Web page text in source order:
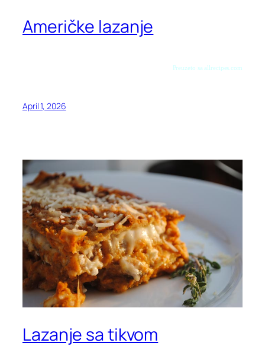
Američke lazanje
Preuzeto sa allrecipes.com
April 1, 2026
Lazanje sa tikvom